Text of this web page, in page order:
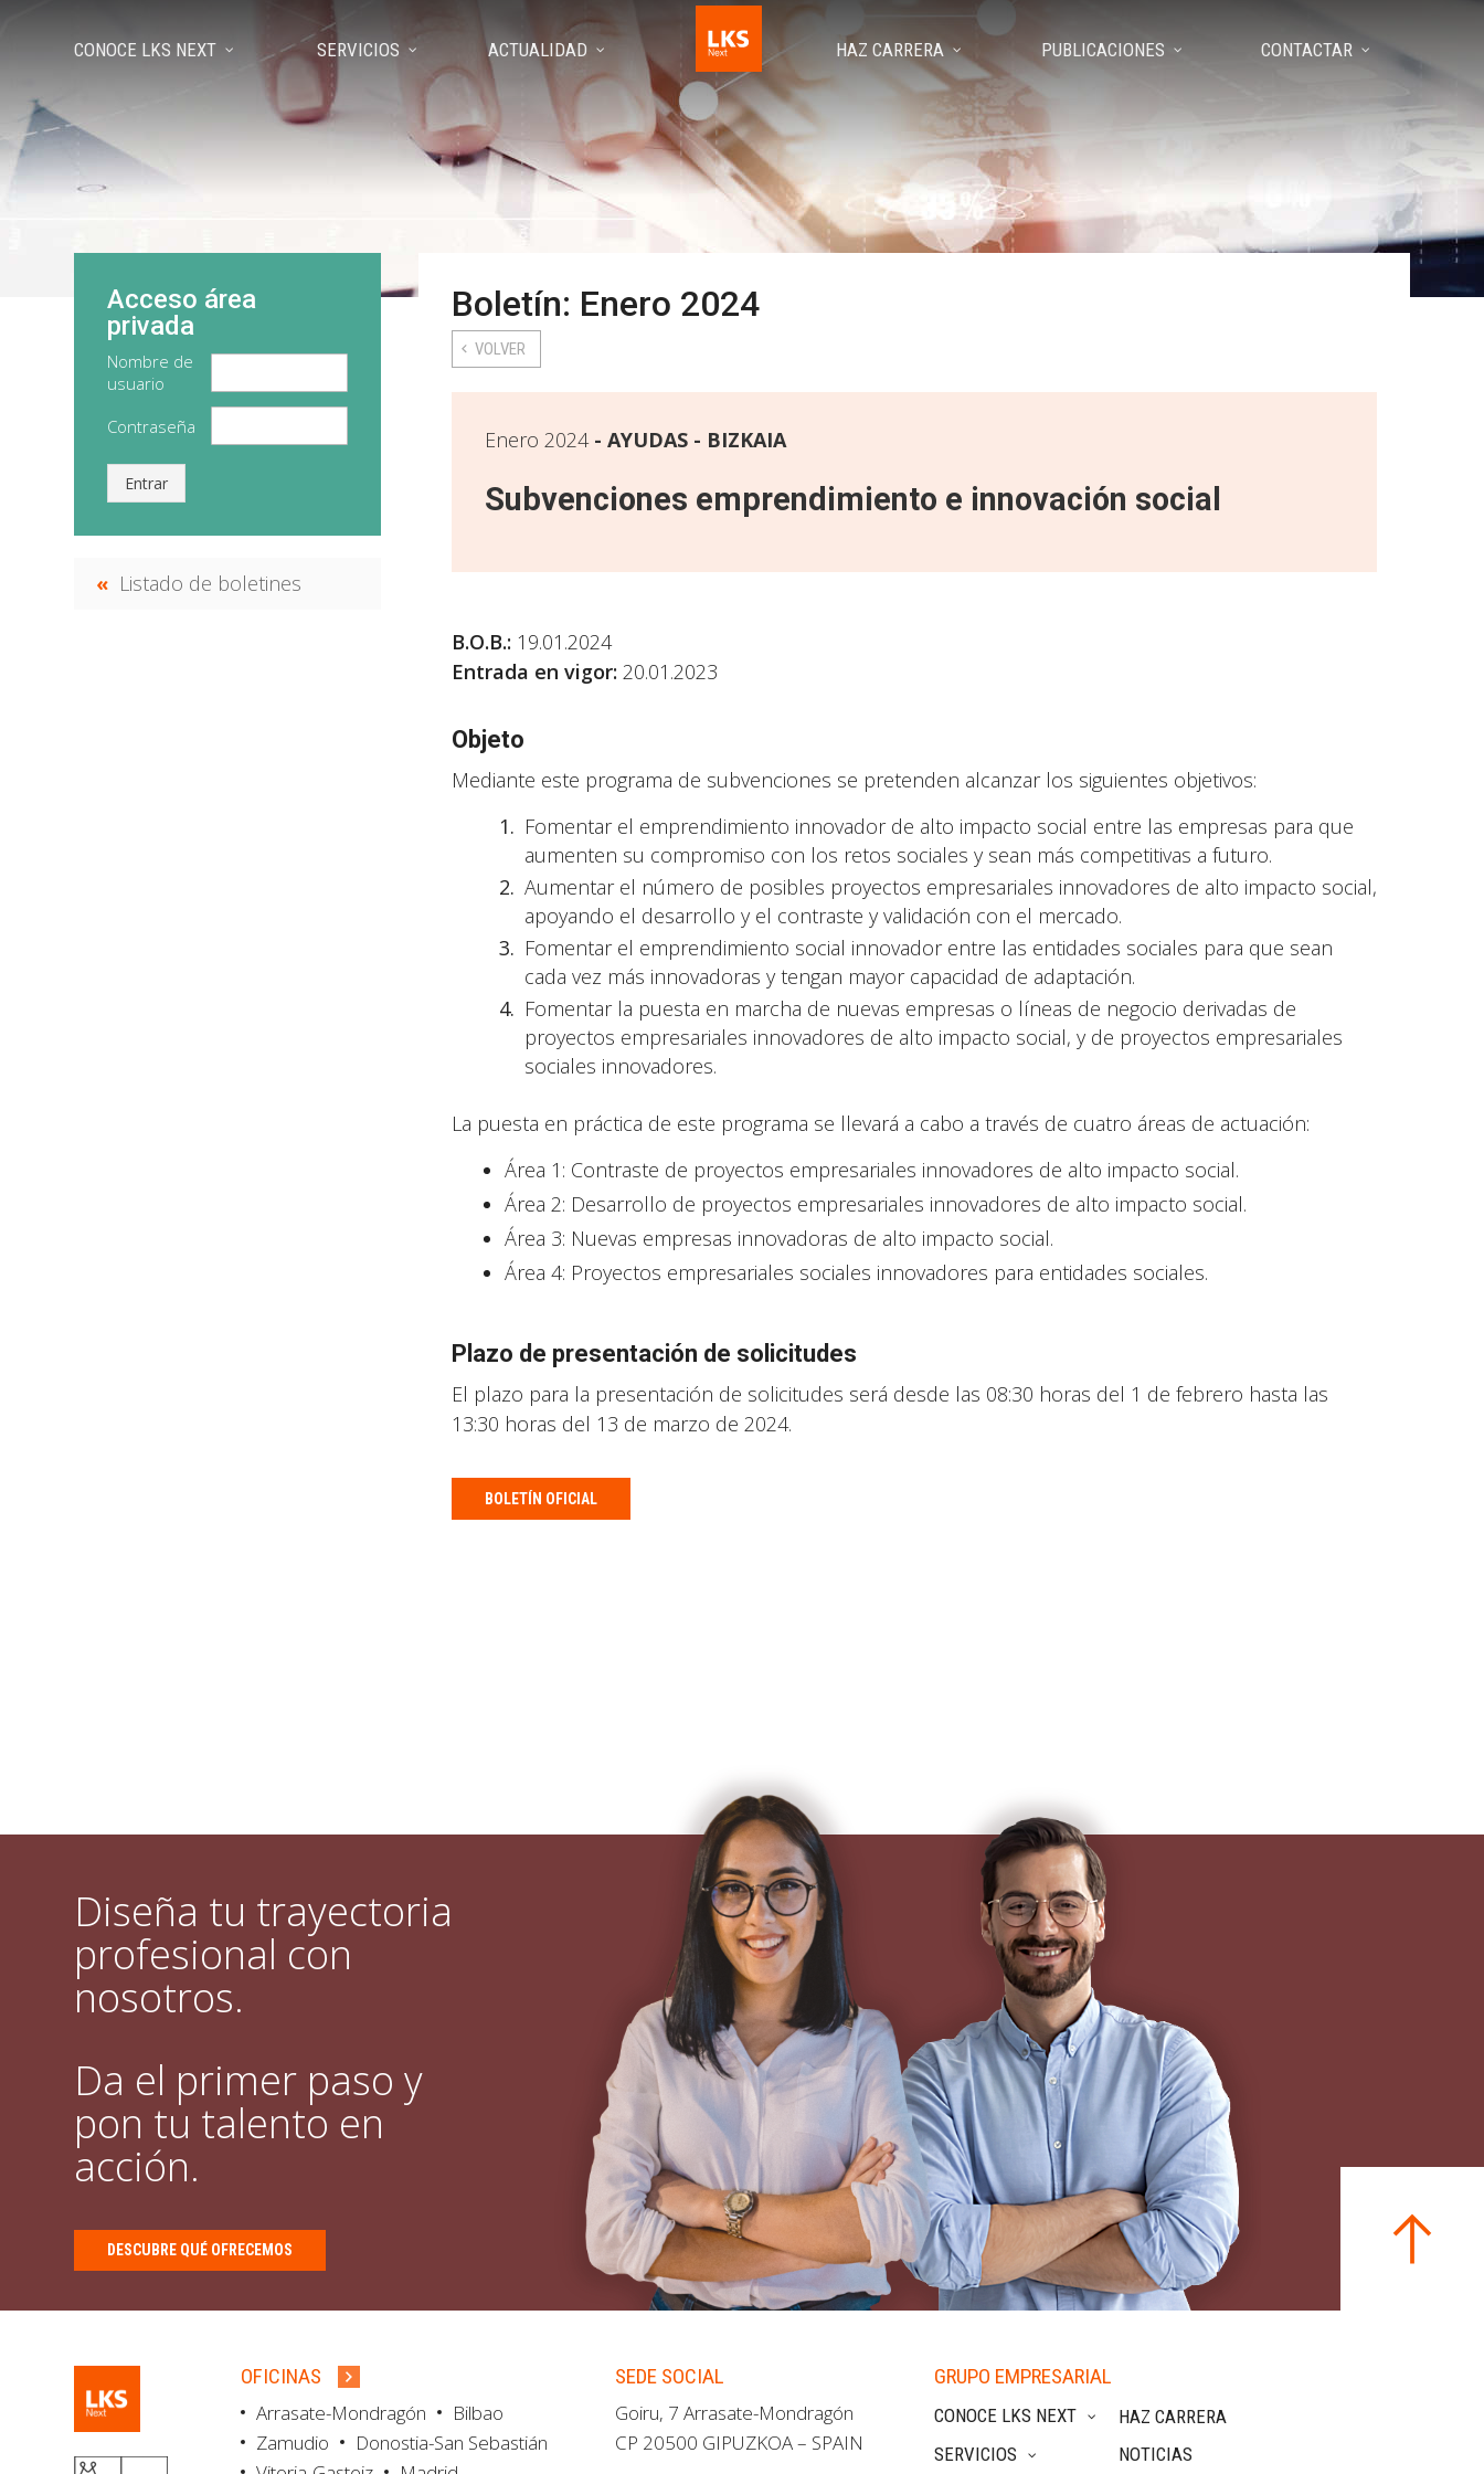
CONOCE LKS NEXT SERVICIOS ACTUALIDAD HAZ CARRERA PUBLICACIONES CONTACTAR
Boletín: Enero 2024
VOLVER
Enero 2024 AYUDAS - BIZKAIA
Subvenciones emprendimiento e innovación social
B.O.B.: 19.01.2024
Entrada en vigor: 20.01.2023
Objeto
Mediante este programa de subvenciones se pretenden alcanzar los siguientes objetivos:
Fomentar el emprendimiento innovador de alto impacto social entre las empresas para que
aumenten su compromiso con los retos sociales y sean más competitivas a futuro.
Aumentar el número de posibles proyectos empresariales innovadores de alto impacto social,
apoyando el desarrollo y el contraste y validación con el mercado.
Fomentar el emprendimiento social innovador entre las entidades sociales para que sean
cada vez más innovadoras y tengan mayor capacidad de adaptación.
Fomentar la puesta en marcha de nuevas empresas o líneas de negocio derivadas de
proyectos empresariales innovadores de alto impacto social, y de proyectos empresariales
sociales innovadores.
La puesta en práctica de este programa se llevará a cabo a través de cuatro áreas de actuación:
Área 1: Contraste de proyectos empresariales innovadores de alto impacto social.
Área 2: Desarrollo de proyectos empresariales innovadores de alto impacto social.
Área 3: Nuevas empresas innovadoras de alto impacto social.
Área 4: Proyectos empresariales sociales innovadores para entidades sociales.
Plazo de presentación de solicitudes
El plazo para la presentación de solicitudes será desde las 08:30 horas del 1 de febrero hasta las
13:30 horas del 13 de marzo de 2024.
BOLETÍN OFICIAL
Acceso área
privada
Nombre de
usuario
Contraseña
Entrar
Listado de boletines
Diseña tu trayectoria
profesional con
nosotros.
Da el primer paso y
pon tu talento en
acción.
DESCUBRE QUÉ OFRECEMOS
OFICINAS
Arrasate-Mondragón
Bilbao
Zamudio
Donostia-San Sebastián
SEDE SOCIAL
Goiru, 7 Arrasate-Mondragón
CP 20500 GIPUZKOA – SPAIN
GRUPO EMPRESARIAL
CONOCE LKS NEXT
SERVICIOS
HAZ CARRERA
NOTICIAS